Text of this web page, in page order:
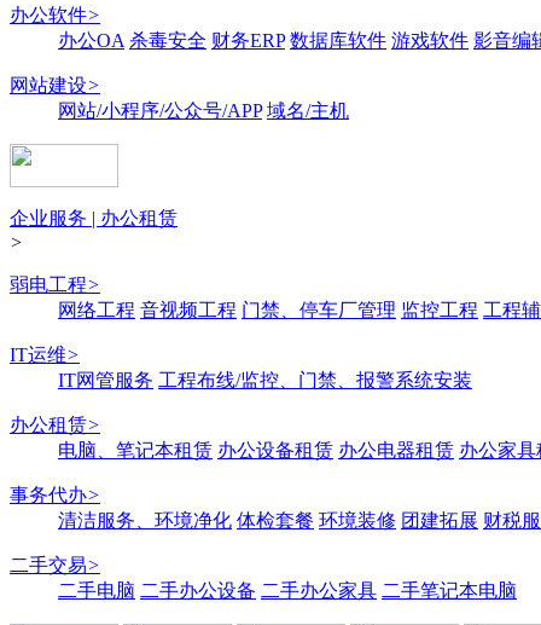
办公软件>
办公OA 杀毒安全 财务ERP 数据库软件 游戏软件 影音编
网站建设>
网站/小程序/公众号/APP 域名/主机
企业服务 | 办公租赁
>
弱电工程>
网络工程 音视频工程 门禁、停车厂管理 监控工程 工程
IT运维>
IT网管服务 工程布线/监控、门禁、报警系统安装
办公租赁>
电脑、笔记本租赁 办公设备租赁 办公电器租赁 办公家具
事务代办>
清洁服务、环境净化 体检套餐 环境装修 团建拓展 财税
二手交易>
二手电脑 二手办公设备 二手办公家具 二手笔记本电脑